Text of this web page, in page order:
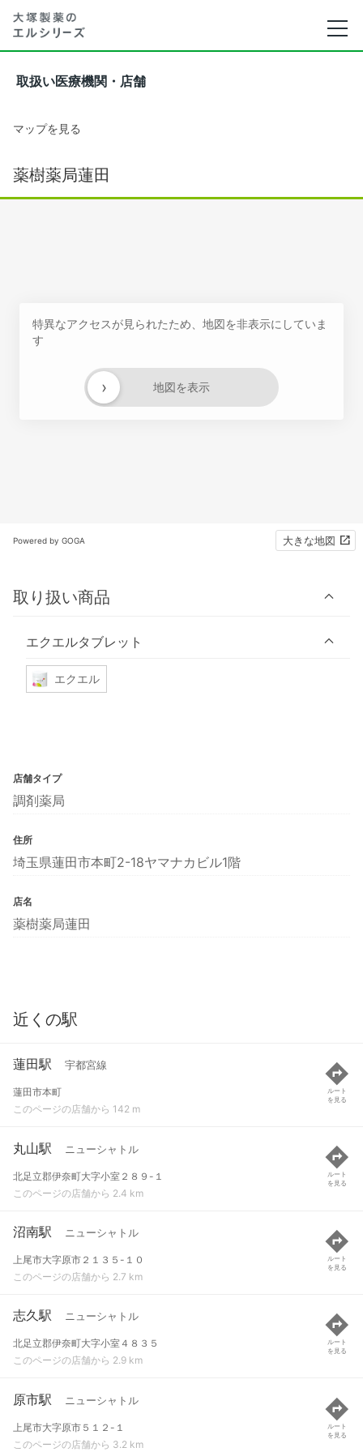
取扱い医療機関・店舗
マップを見る
薬樹薬局蓮田
特異なアクセスが見られたため、地図を非表示にしていま
す
地図を表示
›
Powered by GOGA 大きな地図
取り扱い商品
エクエルタブレット
エクエル
店舗タイプ
調剤薬局
住所
埼玉県蓮田市本町2-18ヤマナカビル1階
店名
薬樹薬局蓮田
近くの駅
蓮田駅 宇都宮線
蓮田市本町
このページの店舗から 142 m
ルート
を見る
丸山駅 ニューシャトル
北足立郡伊奈町大字小室２８９-１
このページの店舗から 2.4 km
ルート
を見る
沼南駅 ニューシャトル
上尾市大字原市２１３５-１０
このページの店舗から 2.7 km
ルート
を見る
志久駅 ニューシャトル
北足立郡伊奈町大字小室４８３５
このページの店舗から 2.9 km
ルート
を見る
原市駅 ニューシャトル
上尾市大字原市５１２-１
このページの店舗から 3.2 km
ルート
を見る